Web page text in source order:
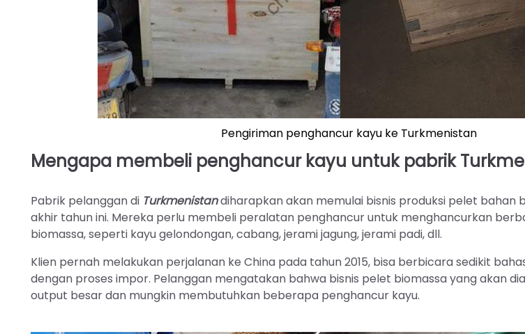
Pengiriman penghancur kayu ke Turkmenistan
Mengapa membeli penghancur kayu untuk pabrik
Pabrik pelanggan di Turkmenistandiharapkan akan memulai bisnis produksi pelet bahan
akhir tahun ini. Mereka perlu membeli peralatan penghancur untuk menghancurkan
biomassa, seperti kayu gelondongan, cabang, jerami jagung, jerami padi, dll.
Klien pernah melakukan perjalanan ke China pada tahun 2015, bisa berbicara sedikit
dengan proses impor. Pelanggan mengatakan bahwa bisnis pelet biomassa yang akan
output besar dan mungkin membutuhkan beberapa penghancur kayu.